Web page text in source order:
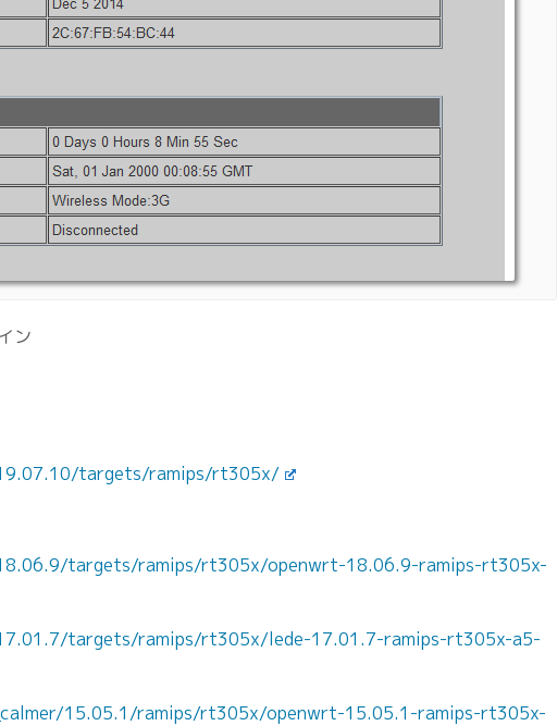
ン
targets/ramips/rt305x/
targets/ramips/rt305x/openwrt-18.06.9-ramips-rt305x-
targets/ramips/rt305x/lede-17.01.7-ramips-rt305x-a5-
15.05.1/ramips/rt305x/openwrt-15.05.1-ramips-rt305x-